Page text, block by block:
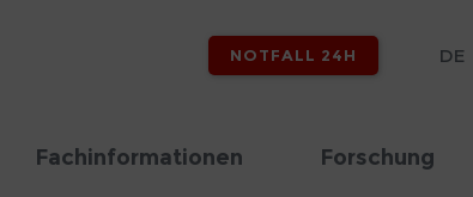
NOTFALL 24H DE
Fachinformationen Forschung